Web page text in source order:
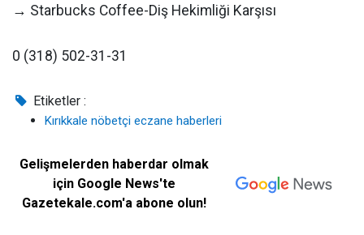
→ Starbucks Coffee-Diş Hekimliği Karşısı
0 (318) 502-31-31
Etiketler :
Kırıkkale nöbetçi eczane haberleri
Gelişmelerden haberdar olmak
için Google News'te
Gazetekale.com'a abone olun!